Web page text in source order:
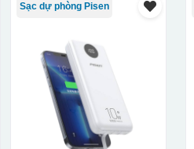
Sạc dự phòng Pisen